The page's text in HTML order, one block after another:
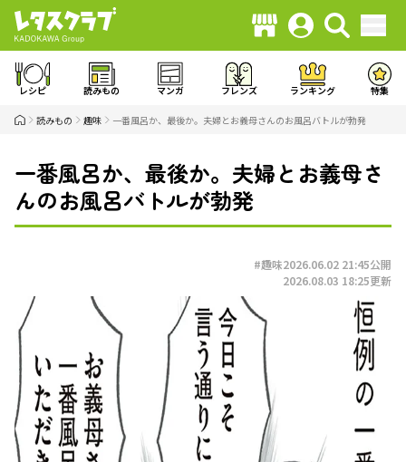
レシピ 読みもの マンガ フレンズ ランキング 特集
読みもの 趣味 一番風呂か、最後か。夫婦とお義母さんのお風呂バトルが勃発
一番風呂か、最後か。夫婦とお義母さ
んのお風呂バトルが勃発
#趣味2026.06.02 21:45公開
2026.08.03 18:25更新